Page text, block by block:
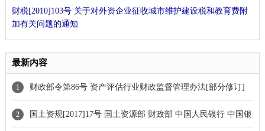
财税[2010]103号 关于对外资企业征收城市维护建设税和教育费附
加有关问题的通知
最新内容
1 财政部令第86号 资产评估行业财政监督管理办法[部分修订]
2 国土资规[2017]17号 国土资源部 财政部 中国人民银行 中国银